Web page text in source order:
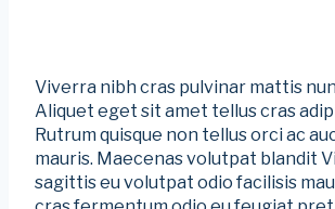
Viverra nibh cras pulvinar mattis
Aliquet eget sit amet tellus cras
Rutrum quisque non tellus orci ac
mauris. Maecenas volutpat blandit
sagittis eu volutpat odio facilisis